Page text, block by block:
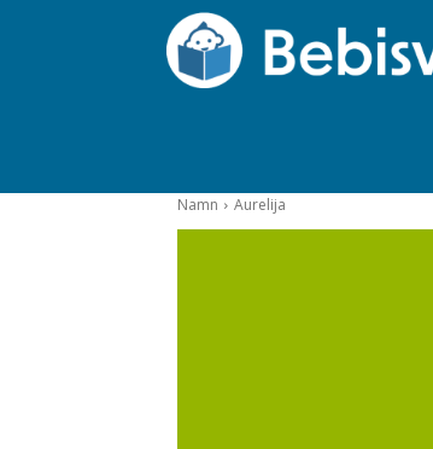
Namn Aurelija